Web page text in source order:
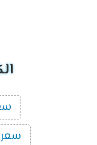
سعر